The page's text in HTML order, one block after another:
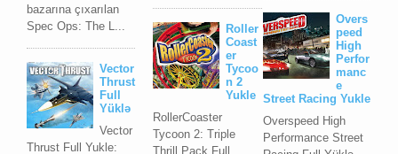
bazarına çıxarılan
Spec Ops: The L...
Vector
Thrust
Full
Yüklə
Vector
Thrust Full Yukle:
Overs
peed
High
Perfor
manc
e
Street Racing Yukle
Overspeed High
Performance Street
Roller
Coast
er
Tycoo
n 2
Yukle
RollerCoaster
Tycoon 2: Triple
Thrill Pack Full